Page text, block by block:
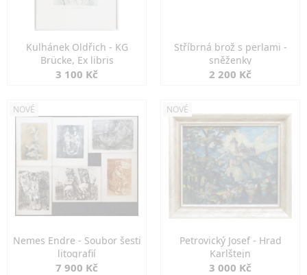
Kulhánek Oldřich - KG
Brücke, Ex libris
3 100 Kč
Stříbrná brož s perlami -
sněženky
2 200 Kč
NOVÉ
Nemes Endre - Soubor šesti
litografií
7 900 Kč
NOVÉ
Petrovický Josef - Hrad
Karlštejn
3 000 Kč